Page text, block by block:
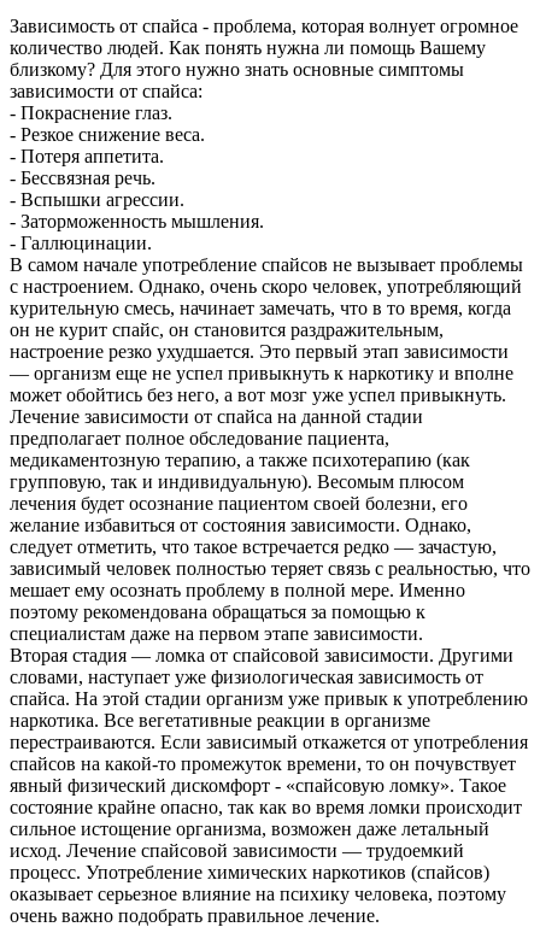
Зависимость от спайса - проблема, которая волнует огромное
количество людей. Как понять нужна ли помощь Вашему
близкому? Для этого нужно знать основные симптомы
зависимости от спайса:
- Покраснение глаз.
- Резкое снижение веса.
- Потеря аппетита.
- Бессвязная речь.
- Вспышки агрессии.
- Заторможенность мышления.
- Галлюцинации.
В самом начале употребление спайсов не вызывает проблемы
с настроением. Однако, очень скоро человек, употребляющий
курительную смесь, начинает замечать, что в то время, когда
он не курит спайс, он становится раздражительным,
настроение резко ухудшается. Это первый этап зависимости
— организм еще не успел привыкнуть к наркотику и вполне
может обойтись без него, а вот мозг уже успел привыкнуть.
Лечение зависимости от спайса на данной стадии
предполагает полное обследование пациента,
медикаментозную терапию, а также психотерапию (как
групповую, так и индивидуальную). Весомым плюсом
лечения будет осознание пациентом своей болезни, его
желание избавиться от состояния зависимости. Однако,
следует отметить, что такое встречается редко — зачастую,
зависимый человек полностью теряет связь с реальностью, что
мешает ему осознать проблему в полной мере. Именно
поэтому рекомендована обращаться за помощью к
специалистам даже на первом этапе зависимости.
Вторая стадия — ломка от спайсовой зависимости. Другими
словами, наступает уже физиологическая зависимость от
спайса. На этой стадии организм уже привык к употреблению
наркотика. Все вегетативные реакции в организме
перестраиваются. Если зависимый откажется от употребления
спайсов на какой-то промежуток времени, то он почувствует
явный физический дискомфорт - «спайсовую ломку». Такое
состояние крайне опасно, так как во время ломки происходит
сильное истощение организма, возможен даже летальный
исход. Лечение спайсовой зависимости — трудоемкий
процесс. Употребление химических наркотиков (спайсов)
оказывает серьезное влияние на психику человека, поэтому
очень важно подобрать правильное лечение.